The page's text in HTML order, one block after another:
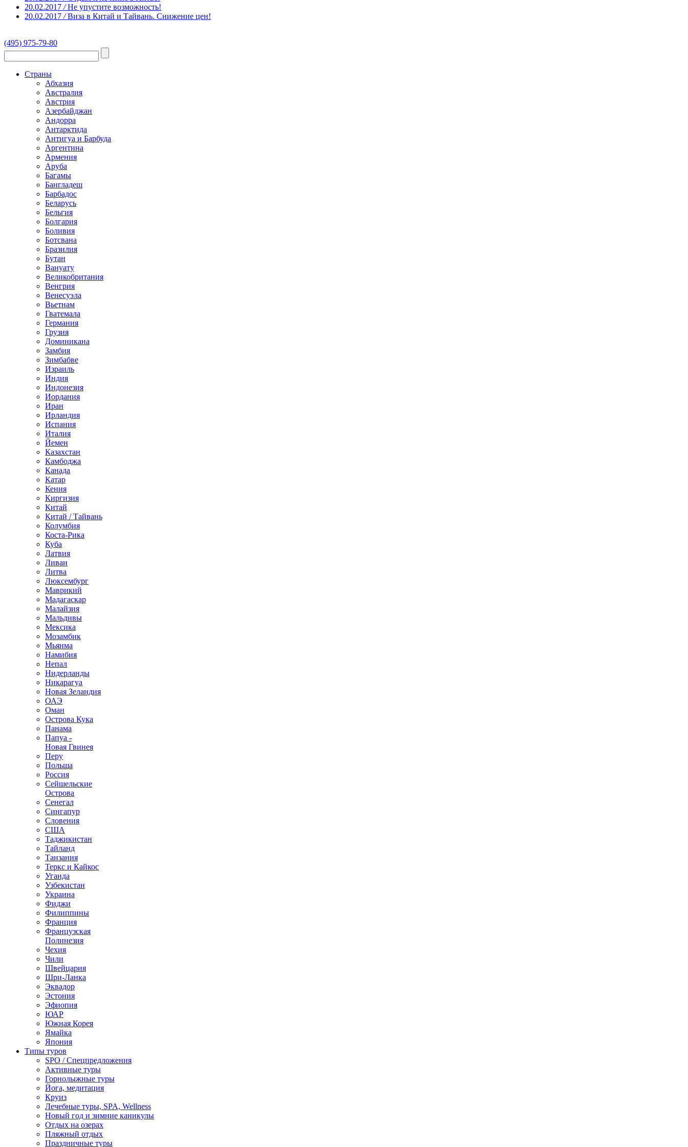
20.02.2017 / Не упустите возможность!
20.02.2017 / Виза в Китай и Тайвань. Снижение цен!
(495) 975-79-80
Страны
Абхазия
Австралия
Австрия
Азербайджан
Андорра
Антарктида
Антигуа и Барбуда
Аргентина
Армения
Аруба
Багамы
Бангладеш
Барбадос
Беларусь
Бельгия
Болгария
Боливия
Ботсвана
Бразилия
Бутан
Вануату
Великобритания
Венгрия
Венесуэла
Вьетнам
Гватемала
Германия
Грузия
Доминикана
Замбия
Зимбабве
Израиль
Индия
Индонезия
Иордания
Иран
Ирландия
Испания
Италия
Йемен
Казахстан
Камбоджа
Канада
Катар
Кения
Киргизия
Китай
Китай / Тайвань
Колумбия
Коста-Рика
Куба
Латвия
Ливан
Литва
Люксембург
Маврикий
Мадагаскар
Малайзия
Мальдивы
Мексика
Мозамбик
Мьянма
Намибия
Непал
Нидерланды
Никарагуа
Новая Зеландия
ОАЭ
Оман
Острова Кука
Панама
Папуа -
Новая Гвинея
Перу
Польша
Россия
Сейшельские
Острова
Сенегал
Сингапур
Словения
США
Таджикистан
Тайланд
Танзания
Теркс и Кайкос
Уганда
Узбекистан
Украина
Фиджи
Филиппины
Франция
Французская
Полинезия
Чехия
Чили
Швейцария
Шри-Ланка
Эквадор
Эстония
Эфиопия
ЮАР
Южная Корея
Ямайка
Япония
Типы туров
SPO / Спецпредложения
Активные туры
Горнолыжные туры
Йога, медитация
Круиз
Лечебные туры, SPA, Wellness
Новый год и зимние каникулы
Отдых на озерах
Пляжный отдых
Праздничные туры